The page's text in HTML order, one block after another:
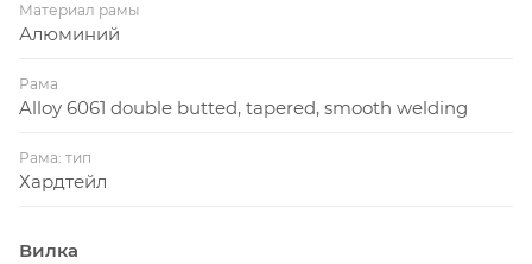
Материал рамы
Алюминий
Рама
Alloy 6061 double butted, tapered, smooth welding
Рама: тип
Хардтейл
Вилка